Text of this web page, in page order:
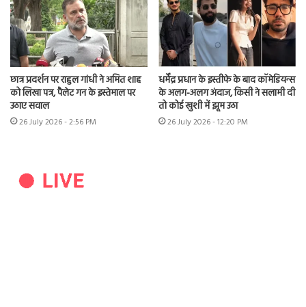
छात्र प्रदर्शन पर राहुल गांधी ने अमित शाह
को लिखा पत्र, पैलेट गन के इस्तेमाल पर
उठाए सवाल
26 July 2026 - 2:56 PM
धर्मेंद्र प्रधान के इस्तीफे के बाद कॉमेडियन्स
के अलग-अलग अंदाज, किसी ने सलामी दी
तो कोई खुशी में झूम उठा
26 July 2026 - 12:20 PM